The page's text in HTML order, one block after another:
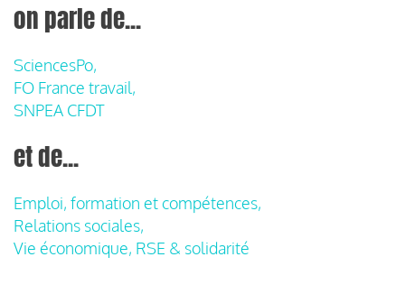
on parle de...
SciencesPo,
FO France travail,
SNPEA CFDT
et de...
Emploi, formation et compétences,
Relations sociales,
Vie économique, RSE & solidarité